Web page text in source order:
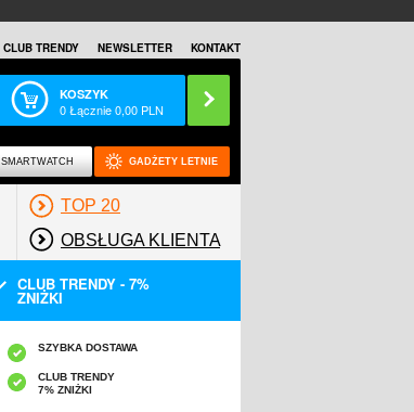
CLUB TRENDY NEWSLETTER KONTAKT
KOSZYK
0Łącznie0,00 PLN
SMARTWATCH GADŻETY LETNIE
TOP 20
OBSŁUGA KLIENTA
CLUB TRENDY - 7%
ZNIŻKI
SZYBKA DOSTAWA
CLUB TRENDY
7% ZNIŻKI